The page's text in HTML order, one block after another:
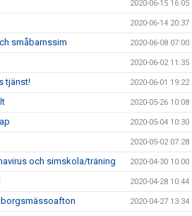
2020-06-15 16:05
2020-06-14 20:37
småbarnssim 2020-06-08 07:00
2020-06-02 11:35
tjänst! 2020-06-01 19:22
2020-05-26 10:08
2020-05-04 10:30
2020-05-02 07:28
och simskola/träning 2020-04-30 10:00
2020-04-28 10:44
2020-04-27 13:34